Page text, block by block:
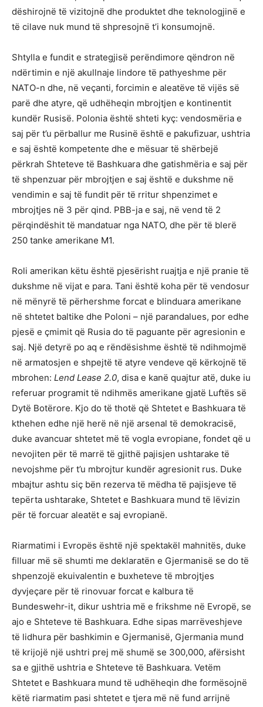
dëshirojnë të vizitojnë dhe produktet dhe teknologjinë e
të cilave nuk mund të shpresojnë t’i konsumojnë.
Shtylla e fundit e strategjisë perëndimore qëndron në
ndërtimin e një akullnaje lindore të pathyeshme për
NATO-n dhe, në veçanti, forcimin e aleatëve të vijës së
parë dhe atyre, që udhëheqin mbrojtjen e kontinentit
kundër Rusisë. Polonia është shteti kyç: vendosmëria e
saj për t’u përballur me Rusinë është e pakufizuar, ushtria
e saj është kompetente dhe e mësuar të shërbejë
përkrah Shteteve të Bashkuara dhe gatishmëria e saj për
të shpenzuar për mbrojtjen e saj është e dukshme në
vendimin e saj të fundit për të rritur shpenzimet e
mbrojtjes në 3 për qind. PBB-ja e saj, në vend të 2
përqindëshit të mandatuar nga NATO, dhe për të blerë
250 tanke amerikane M1.
Roli amerikan këtu është pjesërisht ruajtja e një pranie të
dukshme në vijat e para. Tani është koha për të vendosur
në mënyrë të përhershme forcat e blinduara amerikane
në shtetet baltike dhe Poloni – një parandalues, por edhe
pjesë e çmimit që Rusia do të paguante për agresionin e
saj. Një detyrë po aq e rëndësishme është të ndihmojmë
në armatosjen e shpejtë të atyre vendeve që kërkojnë të
mbrohen: Lend Lease 2.0, disa e kanë quajtur atë, duke iu
referuar programit të ndihmës amerikane gjatë Luftës së
Dytë Botërore. Kjo do të thotë që Shtetet e Bashkuara të
kthehen edhe një herë në një arsenal të demokracisë,
duke avancuar shtetet më të vogla evropiane, fondet që u
nevojiten për të marrë të gjithë pajisjen ushtarake të
nevojshme për t’u mbrojtur kundër agresionit rus. Duke
mbajtur ashtu siç bën rezerva të mëdha të pajisjeve të
tepërta ushtarake, Shtetet e Bashkuara mund të lëvizin
për të forcuar aleatët e saj evropianë.
Riarmatimi i Evropës është një spektakël mahnitës, duke
filluar më së shumti me deklaratën e Gjermanisë se do të
shpenzojë ekuivalentin e buxheteve të mbrojtjes
dyvjeçare për të rinovuar forcat e kalbura të
Bundeswehr-it, dikur ushtria më e frikshme në Evropë, se
ajo e Shteteve të Bashkuara. Edhe sipas marrëveshjeve
të lidhura për bashkimin e Gjermanisë, Gjermania mund
të krijojë një ushtri prej më shumë se 300,000, afërsisht
sa e gjithë ushtria e Shteteve të Bashkuara. Vetëm
Shtetet e Bashkuara mund të udhëheqin dhe formësojnë
këtë riarmatim pasi shtetet e tjera më në fund arrijnë